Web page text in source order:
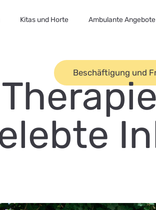
Kitas und Horte Ambulante Angebote
Beschäftigung und